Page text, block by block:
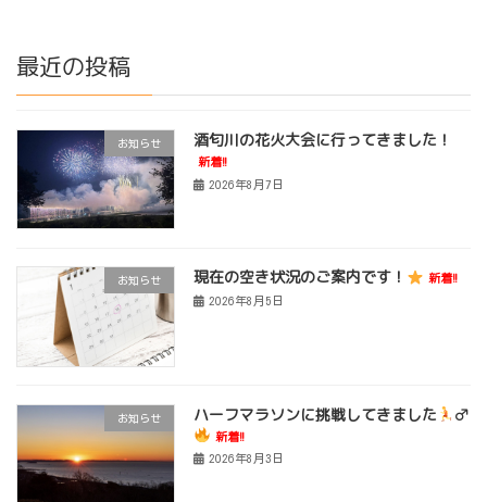
最近の投稿
お知らせ 酒匂川の花火大会に行ってきました！
新着!!
2026年8月7日
お知らせ 現在の空き状況のご案内です！ 新着!!
2026年8月5日
お知らせ ハーフマラソンに挑戦してきました ‍♂
新着!!
2026年8月3日